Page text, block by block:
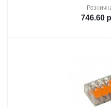
746.60